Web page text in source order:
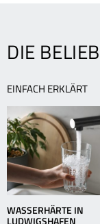
für
die
DIE
EINFACH ERKLÄRT
WASSERHÄRTE IN
LUDWIGSHAFEN